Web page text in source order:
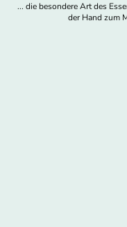
... die besondere Art des
der Hand zum